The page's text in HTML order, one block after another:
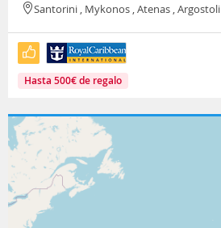
Santorini , Mykonos , Atenas , Argostoli
Hasta 500€de regalo